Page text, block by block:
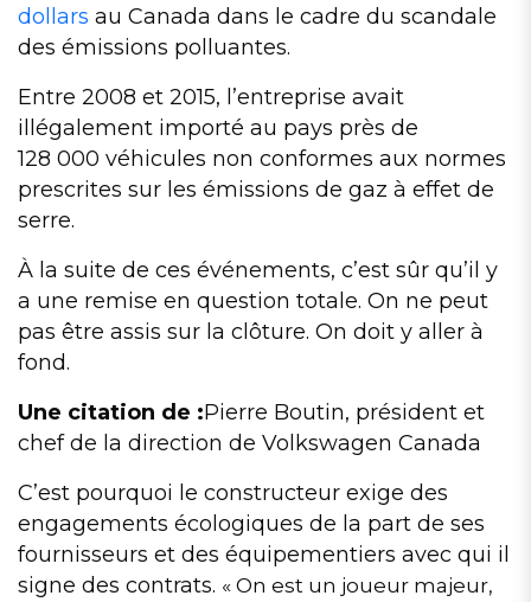
dollars au Canada dans le cadre du scandale
des émissions polluantes.
Entre 2008 et 2015, l’entreprise avait
illégalement importé au pays près de
128 000 véhicules non conformes aux normes
prescrites sur les émissions de gaz à effet de
serre.
À la suite de ces événements, c’est sûr qu’il y
a une remise en question totale. On ne peut
pas être assis sur la clôture. On doit y aller à
fond.
Une citation de :Pierre Boutin, président et
chef de la direction de Volkswagen Canada
C’est pourquoi le constructeur exige des
engagements écologiques de la part de ses
fournisseurs et des équipementiers avec qui il
signe des contrats.
On est un joueur majeur,